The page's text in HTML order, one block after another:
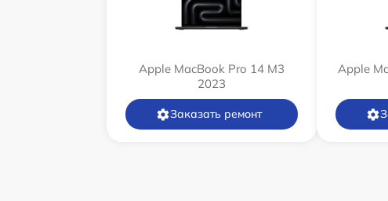
Apple MacBook Pro 14 M3
2023
Заказать ремонт
Apple